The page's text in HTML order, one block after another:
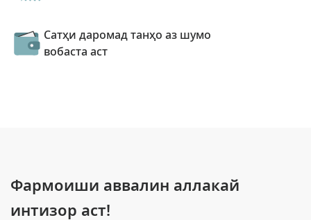
Сатҳи даромад танҳо аз шумо
вобаста аст
Фармоиши аввалин аллакай
интизор аст!